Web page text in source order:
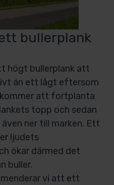
bullerplank
högt bullerplank att
än ett lågt eftersom
att fortplanta
topp och sedan
ner till marken. Ett
ljudets
ökar därmed det
buller.
vi att ett